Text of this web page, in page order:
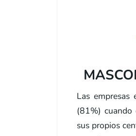
Las
(81%) cuando
sus propios